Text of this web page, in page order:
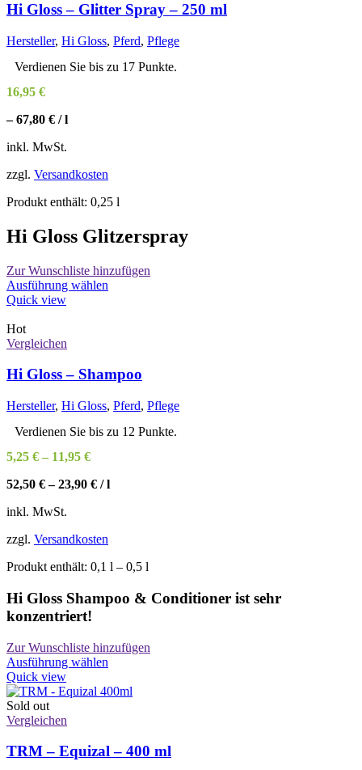
Hi Gloss – Glitter Spray – 250 ml
Hersteller, Hi Gloss, Pferd, Pflege
Verdienen Sie bis zu 17 Punkte.
16,95 €
–67,80 € /l
inkl. MwSt.
zzgl. Versandkosten
Produkt enthält: 0,25 l
Hi Gloss Glitzerspray
Zur Wunschliste hinzufügen
Ausführung wählen
Die
Optionen
können
auf
der
Quick view
Hot
Vergleichen
Hi Gloss – Shampoo
Hersteller, Hi Gloss, Pferd, Pflege
Verdienen Sie bis zu 12 Punkte.
5,25 € – 11,95 €
52,50 €–23,90 € /l
inkl. MwSt.
zzgl. Versandkosten
Produkt enthält: 0,1 l – 0,5 l
Hi Gloss Shampoo & Conditioner ist sehr
konzentriert!
Zur Wunschliste hinzufügen
Ausführung wählen
weist
Die
Quick view
Sold out
Vergleichen
TRM – Equizal – 400 ml